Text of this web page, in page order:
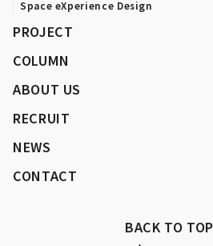
Space eXperience Design
PROJECT
COLUMN
ABOUT US
RECRUIT
NEWS
CONTACT
BACK TO TOP